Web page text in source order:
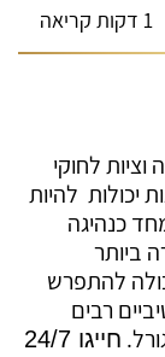
1 דקות קריאה
לחוקי
יכולות להיות
כנהיגה
ביותר
להתפרש
רבים
חייגו 24/7